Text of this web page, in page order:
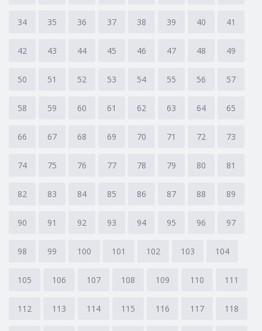
34 35 36 37 38 39 40 41
42 43 44 45 46 47 48 49
50 51 52 53 54 55 56 57
58 59 60 61 62 63 64 65
66 67 68 69 70 71 72 73
74 75 76 77 78 79 80 81
82 83 84 85 86 87 88 89
90 91 92 93 94 95 96 97
98 99 100 101 102 103 104
105 106 107 108 109 110 111
112 113 114 115 116 117 118